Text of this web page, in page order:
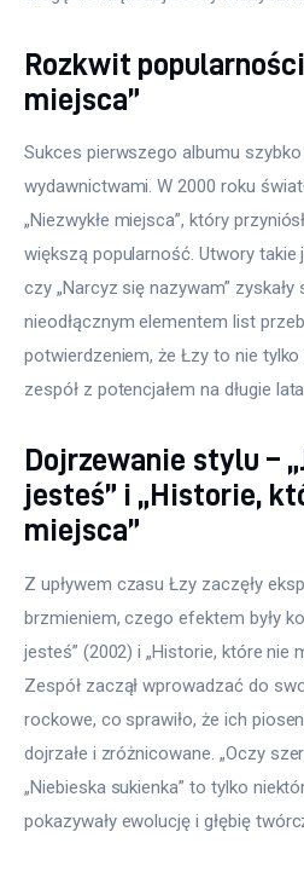
Rozkwit
miejsca”
Sukces pierwszego albumu
wydawnictwami. W 2000 roku
„Niezwykłe miejsca”, który
większą popularność. Utwory takie
czy „Narcyz się nazywam” zyskały
nieodłącznym elementem list
potwierdzeniem, że Łzy to nie
zespół z potencjałem na długie
Dojrzewanie stylu –
jesteś” i „Historie,
miejsca”
Z upływem czasu Łzy zaczęły
brzmieniem, czego efektem były
jesteś” (2002) i „Historie, które nie
Zespół zaczął wprowadzać do
rockowe, co sprawiło, że ich
dojrzałe i zróżnicowane. „Oczy
„Niebieska sukienka” to tylko
pokazywały ewolucję i głębię